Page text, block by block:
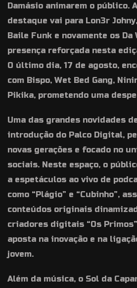
Damásio animarem o público.
destaque vai para Lon3r
Baile Funk e novamente os Da
presença reforçada nesta
O último dia, 17 de agosto,
com Bispo, Wet Bed Gang,
Pikika, prometendo uma
Uma das grandes novidades
introdução do Palco Digital,
novas gerações e focado no
sociais. Neste espaço, o
a espetáculos ao vivo de
como “Plágio” e “Cubinho”,
conteúdos originais
criadores digitais “Os
aposta na inovação e na
jovem.
Além da música, o Sol da